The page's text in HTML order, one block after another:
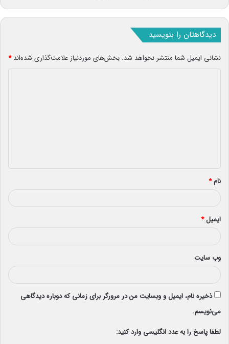
دیدگاهتان را بنویسید
نشانی ایمیل شما منتشر نخواهد شد. بخش‌های موردنیاز علامت‌گذاری شده‌اند*
*
نام*
ایمیل*
وب‌ سایت
ذخیره نام، ایمیل و وبسایت من در مرورگر برای زمانی که دوباره دیدگاهی
می‌نویسم.
لطفا پاسخ را به عدد انگلیسی وارد کنید: